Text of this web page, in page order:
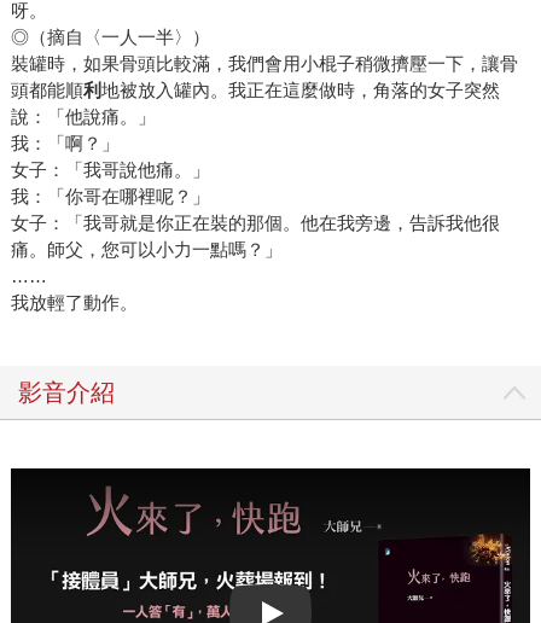
呀。
◎（摘自〈一人一半〉）
裝罐時，如果骨頭比較滿，我們會用小棍子稍微擠壓一下，讓骨
頭都能順利地被放入罐內。我正在這麼做時，角落的女子突然
說：「他說痛。」
我：「啊？」
女子：「我哥說他痛。」
我：「你哥在哪裡呢？」
女子：「我哥就是你正在裝的那個。他在我旁邊，告訴我他很
痛。師父，您可以小力一點嗎？」
……
我放輕了動作。
影音介紹